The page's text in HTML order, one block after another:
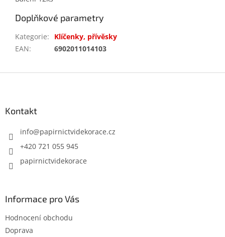
Doplňkové parametry
Kategorie:
Klíčenky, přívěsky
EAN: 6902011014103
Kontakt
info@papirnictvidekorace.cz
+420 721 055 945
papirnictvidekorace
Informace pro Vás
Hodnocení obchodu
Doprava